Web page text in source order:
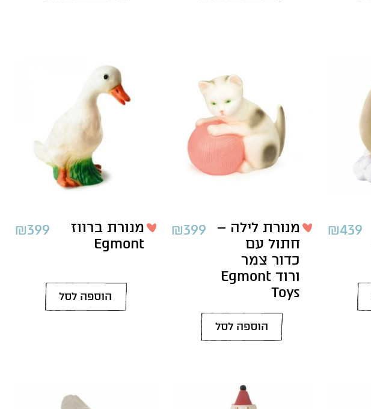
₪439
מנורת לילה –
חתול עם
כדור צמר
ורוד Egmont
Toys
₪399
הוספה לסל
מנורת ברווז
Egmont
₪399
הוספה לסל